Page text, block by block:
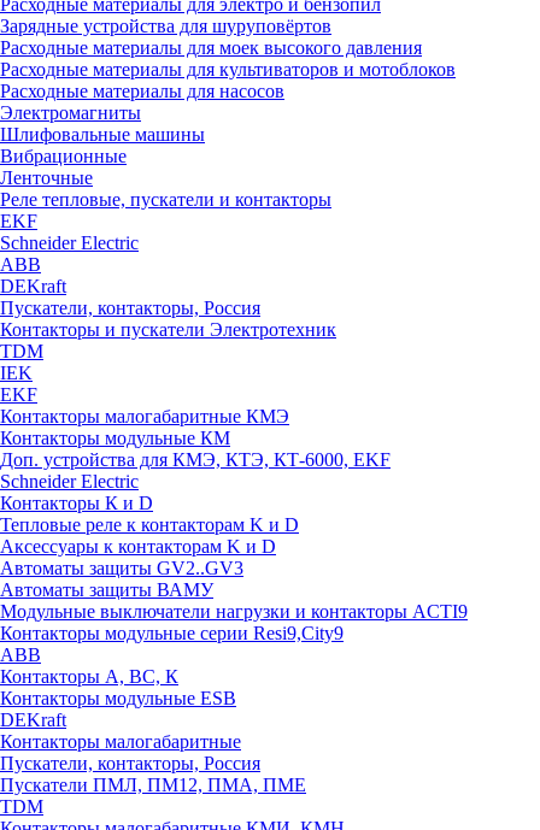
Расходные материалы для электро и бензопил
Зарядные устройства для шуруповёртов
Расходные материалы для моек высокого давления
Расходные материалы для культиваторов и мотоблоков
Расходные материалы для насосов
Электромагниты
Шлифовальные машины
Вибрационные
Ленточные
Реле тепловые, пускатели и контакторы
EKF
Schneider Electric
ABB
DEKraft
Пускатели, контакторы, Россия
Контакторы и пускатели Электротехник
TDM
IEK
EKF
Контакторы малогабаритные КМЭ
Контакторы модульные КМ
Доп. устройства для КМЭ, КТЭ, КТ-6000, EKF
Schneider Electric
Контакторы К и D
Тепловые реле к контакторам K и D
Аксессуары к контакторам K и D
Автоматы защиты GV2..GV3
Автоматы защиты ВАМУ
Модульные выключатели нагрузки и контакторы ACTI9
Контакторы модульные серии Resi9,City9
ABB
Контакторы А, ВС, К
Контакторы модульные ESB
DEKraft
Контакторы малогабаритные
Пускатели, контакторы, Россия
Пускатели ПМЛ, ПМ12, ПМА, ПМЕ
TDM